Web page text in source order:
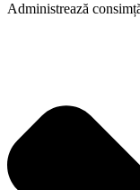
Administrează